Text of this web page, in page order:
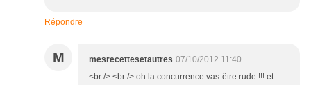
Répondre
M mesrecettesetautres 07/10/2012 11:40
<br /> <br /> oh la concurrence vas-être rude !!! et